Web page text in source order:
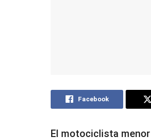
Facebook
El motociclista